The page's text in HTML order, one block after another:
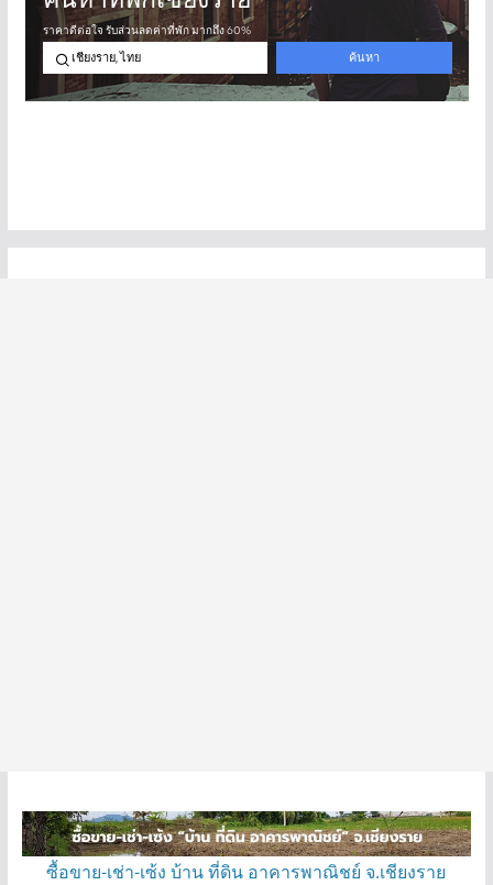
ซื้อขาย-เช่า-เซ้ง บ้าน ที่ดิน อาคารพาณิชย์ จ.เชียงราย